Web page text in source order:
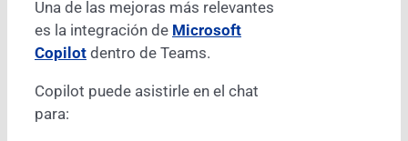
Una de las mejoras más relevantes
es la integración de Microsoft
Copilotdentro de Teams.
Copilot puede asistirle en el chat
para: